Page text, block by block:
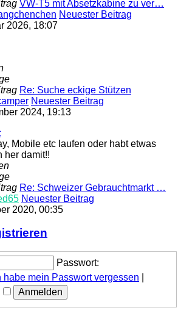
VW-T5 mit Absetzkabine zu ver…
Neuester Beitrag
2026, 18:07
Re: Suche eckige Stützen
Neuester Beitrag
2024, 19:13
Mobile etc laufen oder habt etwas
her damit!!
Re: Schweizer Gebrauchtmarkt …
Neuester Beitrag
2020, 00:35
Passwort:
habe mein Passwort vergessen